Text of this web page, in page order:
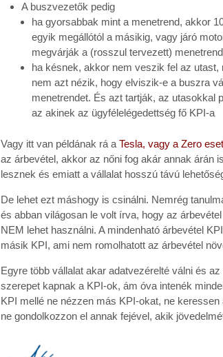
A buszvezetők pedig
ha gyorsabbak mint a menetrend, akkor
egyik megállótól a másikig, vagy járó
megvárják a (rosszul tervezett)
ha késnek, akkor nem veszik fel az
nem azt nézik, hogy elviszik-e a buszra
menetrendet. És azt tartják, az utasokkal
az akinek az ügyfélelégedettség fő KPI-a
Vagy itt van példának rá a Tesla, vagy a Zero
az árbevétel, akkor az nőni fog akár annak árán
lesznek és emiatt a vállalat hosszú távú
De lehet ezt máshogy is csinálni. Nemrég
és abban világosan le volt írva, hogy az
NEM lehet használni. A mindenható árbevétel
másik KPI, ami nem romolhatott az árbevétel
Egyre több vállalat akar adatvezérelté válni és
szerepet kapnak a KPI-ok, ám óva intenék
KPI mellé ne nézzen más KPI-okat, ne
ne gondolkozzon el annak fejével, akik